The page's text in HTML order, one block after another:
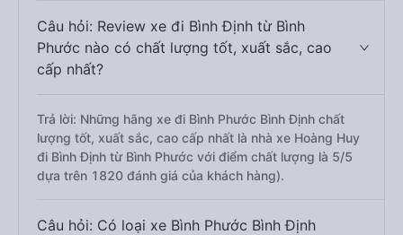
Câu hỏi: Review xe đi Bình Định từ Bình
Phước nào có chất lượng tốt, xuất sắc, cao
cấp nhất?
Trả lời: Những hãng xe đi Bình Phước Bình Định chất
lượng tốt, xuất sắc, cao cấp nhất là nhà xe Hoàng Huy
đi Bình Định từ Bình Phước với điểm chất lượng là 5/5
dựa trên 1820 đánh giá của khách hàng).
Câu hỏi: Có loại xe Bình Phước Bình Định